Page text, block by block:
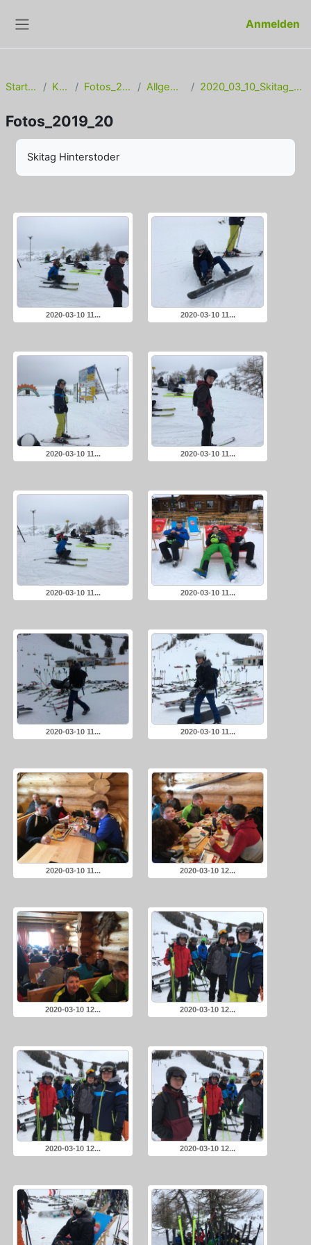
Anmelden
Startseite Kurse Fotos_2019_20 Allgemeines 2020_03_10_Skitag_Hinterstoder
Fotos_2019_20
Skitag Hinterstoder
2020-03-10 11... 2020-03-10 11...
2020-03-10 11... 2020-03-10 11...
2020-03-10 11... 2020-03-10 11...
2020-03-10 11... 2020-03-10 11...
2020-03-10 11... 2020-03-10 12...
2020-03-10 12... 2020-03-10 12...
2020-03-10 12... 2020-03-10 12...